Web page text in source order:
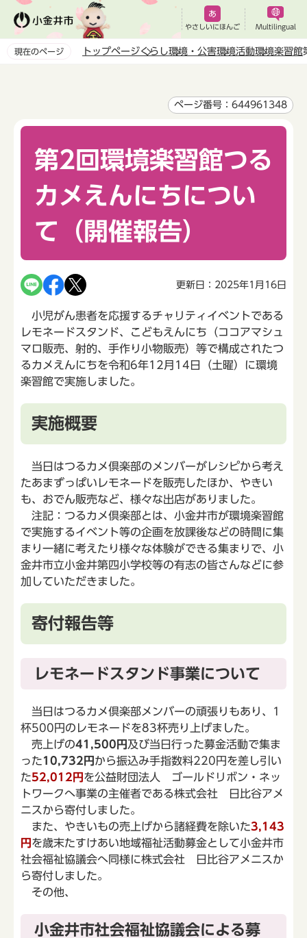
ペ
やさしいにほんご Multilingual
現在のページ トップページくらし環境・公害環境活動環境楽習館
ページ番号：644961348
第2回環境楽習館つる
カメえんにちについ
て（開催報告）
更新日：2025年1月16日
小児がん患者を応援するチャリティイベントである
レモネードスタンド、こどもえんにち（ココアマシュ
マロ販売、射的、手作り小物販売）等で構成されたつ
るカメえんにちを令和6年12月14日（土曜）に環境
楽習館で実施しました。
実施概要
当日はつるカメ倶楽部のメンバーがレシピから考え
たあまずっぱいレモネードを販売したほか、やきい
も、おでん販売など、様々な出店がありました。
注記：つるカメ倶楽部とは、小金井市が環境楽習館
で実施するイベント等の企画を放課後などの時間に集
まり一緒に考えたり様々な体験ができる集まりで、小
金井市立小金井第四小学校等の有志の皆さんなどに参
加していただきました。
寄付報告等
レモネードスタンド事業について
当日はつるカメ倶楽部メンバーの頑張りもあり、1
杯500円のレモネードを83杯売り上げました。
売上げの41,500円 及び当日行った募金活動で集ま
った10,732円 から振込み手指数料220円を差し引い
た52,012円 を公益財団法人 ゴールドリボン・ネッ
トワークへ事業の主催者である株式会社 日比谷アメ
ニスから寄付しました。
また、やきいもの売上げから諸経費を除いた3,143
円 を歳末たすけあい地域福祉活動募金として小金井市
社会福祉協議会へ同様に株式会社 日比谷アメニスか
ら寄付しました。
その他、
小金井市社会福祉協議会による募